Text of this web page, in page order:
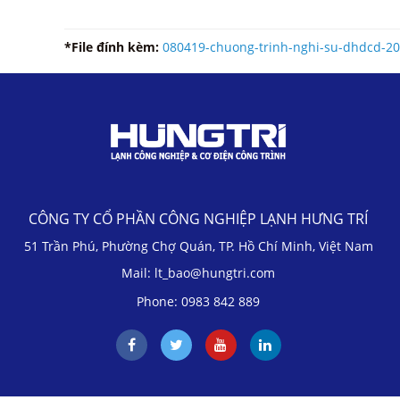
*File đính kèm: 080419-chuong-trinh-nghi-su-dhdcd-
CÔNG TY CỔ PHẦN CÔNG NGHIỆP LẠNH HƯNG TRÍ
51 Trần Phú, Phường Chợ Quán, TP. Hồ Chí Minh, Việt Nam
Mail: lt_bao@hungtri.com
Phone: 0983 842 889